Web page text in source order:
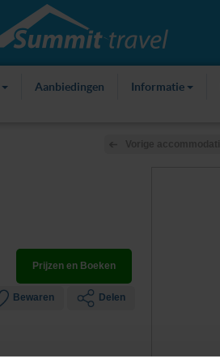
Aanbiedingen Informatie
Prijzen en Boeken
Bewaren Delen